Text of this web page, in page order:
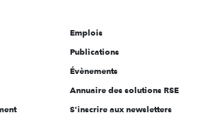
Emplois
Publications
Évènements
Annuaire des solutions RSE
S'inscrire aux newsletters